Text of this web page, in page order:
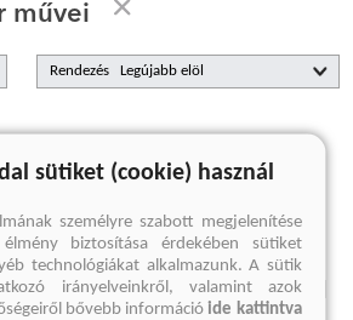
művei
Rendezés
kifejezésre nincs találat
Elállási felmondási nyilatkozat
sütiket (cookie) használ
személyre szabott megjelenítése
biztosítása érdekében sütiket
technológiákat alkalmazunk. A sütik
irányelveinkről, valamint azok
bővebb információide kattintva